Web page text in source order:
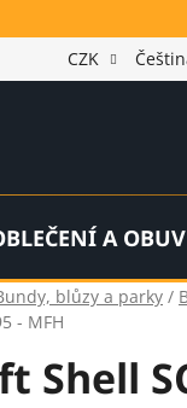
CZK
A OBUV
blůzy a parky /
- MFH
Shell